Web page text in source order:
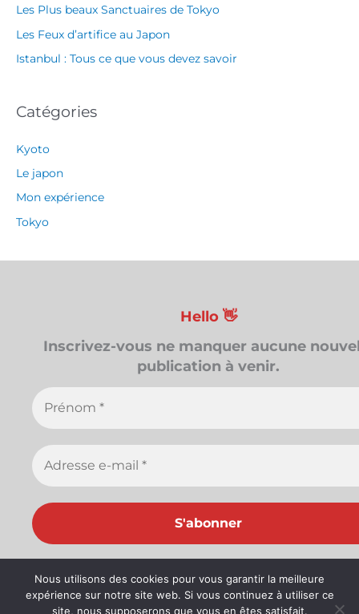
e
r
:
Les Plus beaux Sanctuaires de Tokyo
Les Feux d’artifice au Japon
Istanbul : Tous ce que vous devez savoir
Catégories
Kyoto
Le japon
Mon expérience
Tokyo
Hello 👋
Inscrivez-vous ne manquer aucune
publication à venir.
confidentialitépour plus d’informations.
Nous utilisons des cookies pour vous garantir la meilleure
expérience sur notre site web. Si vous continuez à utiliser ce
site, nous supposerons que vous en êtes satisfait.